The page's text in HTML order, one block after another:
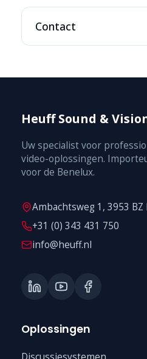
Contact
Heuff Sound &
Uw specialist voor
video-oplossingen.
voor de Benelux.
Ambachtsweg 1, 3953
+31 (0) 343 431 750
info@heuff.nl
Oplossingen